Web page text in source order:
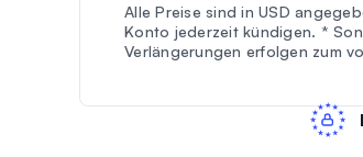
Alle Preise sind in USD
Konto jederzeit kündigen. *
Verlängerungen erfolgen zum